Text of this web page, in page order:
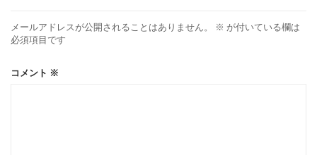
メールアドレスが公開されることはありません。 ※ が付いている欄は
必須項目です
コメント ※